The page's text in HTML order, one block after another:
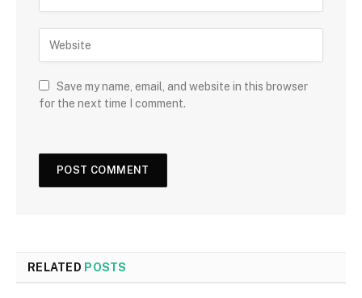
Save my name, email, and website in this browser
for the next time I comment.
RELATED POSTS